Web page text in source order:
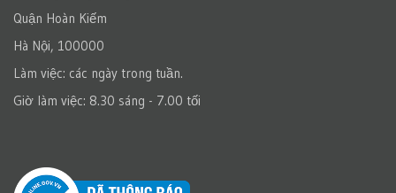
Quận Hoàn Kiếm
Hà Nội, 100000
Làm việc: các ngày trong tuần.
Giờ làm việc: 8.30 sáng - 7.00 tối